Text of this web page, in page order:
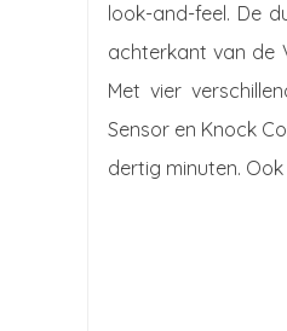
look-and-feel. De
achterkant van de
Met vier
Sensor en Knock
dertig minuten.